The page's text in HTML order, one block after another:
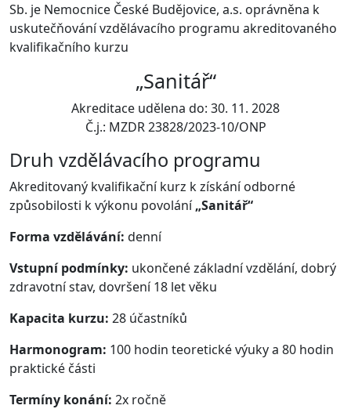
Sb. je Nemocnice České Budějovice, a.s. oprávněna k
uskutečňování vzdělávacího programu akreditovaného
kvalifikačního kurzu
„Sanitář“
Akreditace udělena do: 30. 11. 2028
Č.j.: MZDR 23828/2023-10/ONP
Druh vzdělávacího programu
Akreditovaný kvalifikační kurz k získání odborné
způsobilosti k výkonu povolání„Sanitář“
Forma vzdělávání: denní
Vstupní podmínky: ukončené základní vzdělání, dobrý
zdravotní stav, dovršení 18 let věku
Kapacita kurzu: 28 účastníků
Harmonogram: 100 hodin teoretické výuky a 80 hodin
praktické části
Termíny konání: 2x ročně